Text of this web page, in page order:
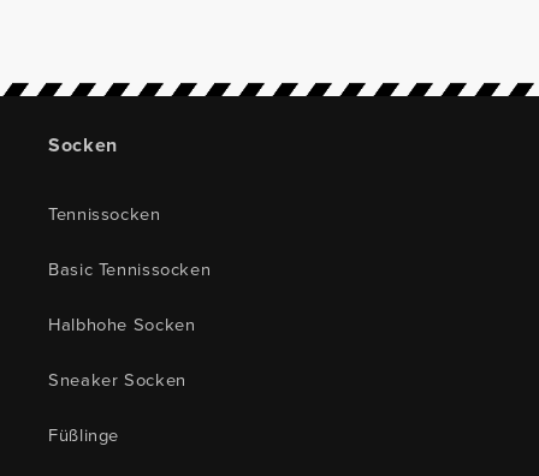
Socken
Tennissocken
Basic Tennissocken
Halbhohe Socken
Sneaker Socken
Füßlinge